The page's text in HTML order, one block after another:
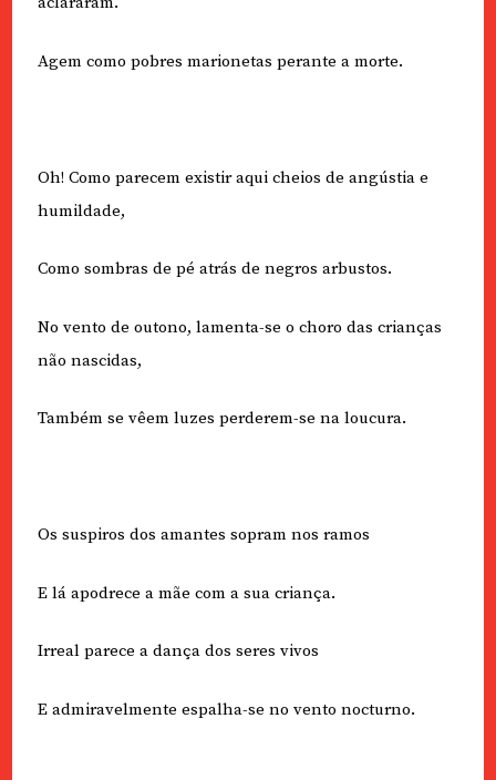
Agem como pobres marionetas perante a morte.
Oh! Como parecem existir aqui cheios de angústia e
humildade,
Como sombras de pé atrás de negros arbustos.
No vento de outono, lamenta-se o choro das crianças
não nascidas,
Também se vêem luzes perderem-se na loucura.
Os suspiros dos amantes sopram nos ramos
E lá apodrece a mãe com a sua criança.
Irreal parece a dança dos seres vivos
E admiravelmente espalha-se no vento nocturno.